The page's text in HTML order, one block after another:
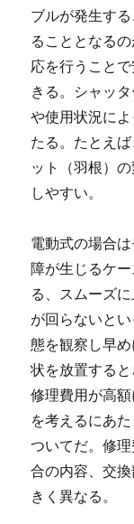
ブルが発生す
ることとなる
応を行うこと
きる。シャッ
や使用状況に
たる。たとえ
ット（羽根）
しやすい。
電動式の場合
障が生じるケ
る、スムーズ
が回らないと
態を観察し早
状を放置する
修理費用が高
を考えるにあ
ついてだ。修
合の内容、交
きく異なる。